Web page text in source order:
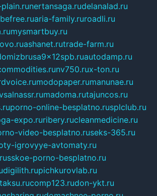
nertansaga.rudelanalad.ru
aria-family.ruroadli.ru
mysmartbuy.ru
ashanet.rutrade-farm.ru
autodamp.ru
nv750.rux-ton.ru
modopaper.rumanunae.ru
madoma.rutajuncos.ru
porno-online-besplatno.rusplclub.ru
expo.ruribery.rucleanmedicine.ru
video-besplatno.ruseks-365.ru
igrovyye-avtomaty.ru
russkoe-porno-besplatno.ru
digilith.rupichkurovlab.ru
taksu.rucomp123.rudon-ykt.ru